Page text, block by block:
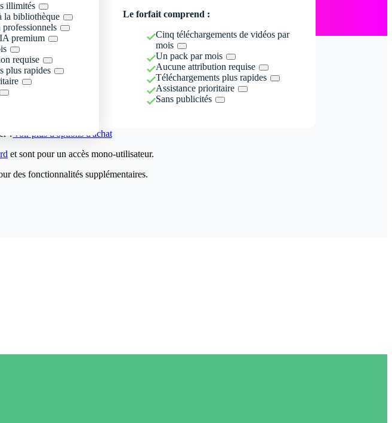
illimités
la bibliothèque
premium
requise
plus rapides
Le forfait comprend :
Cinq téléchargements de vidéos par
mois
Un pack par mois
Aucune attribution requise
Téléchargements plus rapides
Assistance prioritaire
Sans publicités
?Voir plus d'options d'achat
et sont pour un accès mono-utilisateur.
des fonctionnalités supplémentaires.